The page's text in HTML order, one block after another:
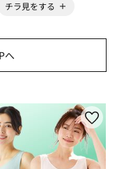
チラ見をする
へ